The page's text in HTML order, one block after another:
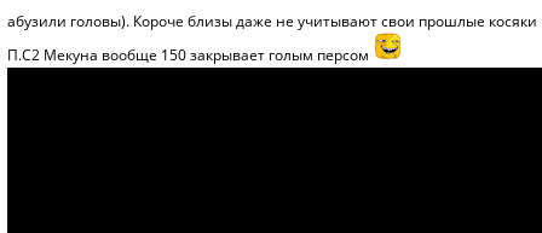
абузили головы). Короче близы даже не учитывают свои прошлые
П.С2 Мекуна вообще 150 закрывает голым персом